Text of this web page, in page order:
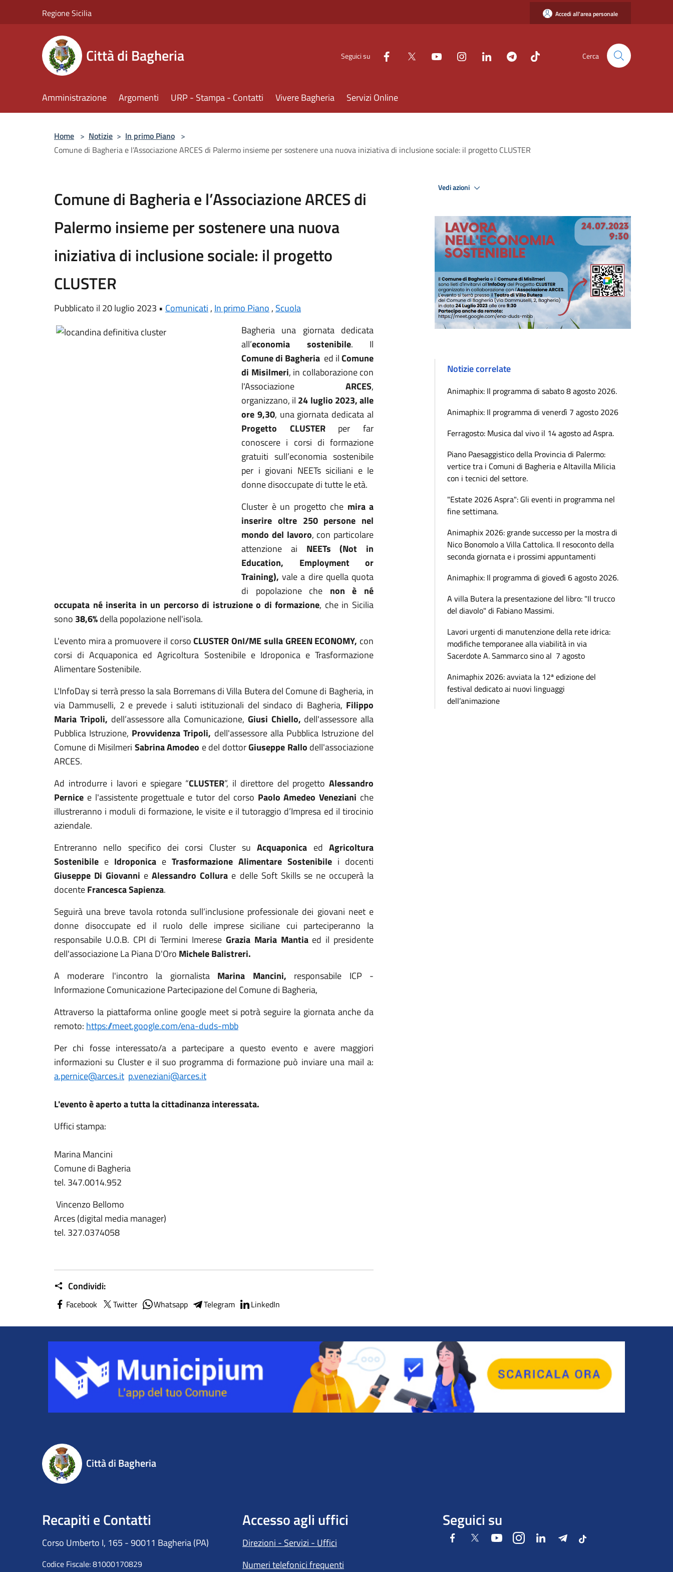
Regione Sicilia Accedi all'area personale
Città di Bagheria Seguici su Cerca
Amministrazione Argomenti URP - Stampa - Contatti Vivere Bagheria Servizi Online
Home > Notizie > In primo Piano >
Comune di Bagheria e l’Associazione ARCES di Palermo insieme per sostenere una nuova iniziativa di inclusione sociale: il progetto CLUSTER
Comune di Bagheria e l’Associazione ARCES di
Palermo insieme per sostenere una nuova
iniziativa di inclusione sociale: il progetto
CLUSTER
Pubblicato il 20 luglio 2023 • Comunicati , In primo Piano , Scuola
Bagheria una giornata dedicata
all’economia sostenibile. Il
Comune di Bagheria ed ilComune
di Misilmeri, in collaborazione con
l'Associazione ARCES,
organizzano, il 24 luglio 2023, alle
ore 9,30, una giornata dedicata al
Progetto CLUSTERper far
conoscere i corsi di formazione
gratuiti sull’economia sostenibile
per i giovani NEETs siciliani e le
donne disoccupate di tutte le età.
Cluster è un progetto che mira a
inserire oltre 250 persone nel
mondo del lavoro, con particolare
attenzione ai NEETs (Not in
Education, Employment or
Training), vale a dire quella quota
di popolazione che non è né
occupata né inserita in un percorso di istruzione o di formazione, che in Sicilia
sono 38,6%della popolazione nell'isola.
L'evento mira a promuovere il corsoCLUSTER OnI/ME sulla GREEN ECONOMY, con
corsi di Acquaponica ed Agricoltura Sostenibile e Idroponica e Trasformazione
Alimentare Sostenibile.
L'InfoDaysi terrà presso la sala Borremans di Villa Butera del Comune di Bagheria, in
via Dammuselli, 2 e prevede i saluti istituzionali del sindaco di Bagheria, Filippo
Maria Tripoli, dell’assessore alla Comunicazione, Giusi Chiello, dell'assessore alla
Pubblica Istruzione, Provvidenza Tripoli, dell'assessore alla Pubblica Istruzione del
Comune di Misilmeri Sabrina Amodeo e del dottorGiuseppe Rallo dell'associazione
ARCES.
Ad introdurre i lavori e spiegare “CLUSTER”, il direttore del progetto Alessandro
Pernice e l'assistente progettuale e tutor del corso Paolo Amedeo Veneziani che
illustreranno i moduli di formazione, le visite e il tutoraggio d’Impresa ed il tirocinio
aziendale.
Entreranno nello specifico dei corsi Cluster suAcquaponica edAgricoltura
Sostenibile e Idroponica e Trasformazione Alimentare Sostenibile i docenti
Giuseppe Di Giovanni e Alessandro Collura e delle Soft Skills se ne occuperà la
docenteFrancesca Sapienza.
Seguirà una breve tavola rotonda sull’inclusione professionale dei giovani neet e
donne disoccupate ed il ruolo delle imprese siciliane cui parteciperanno la
responsabile U.O.B. CPI di Termini Imerese Grazia Maria Mantia ed il presidente
dell'associazione La Piana D'Oro Michele Balistreri.
A moderare l'incontro la giornalista Marina Mancini, responsabile ICP -
Informazione Comunicazione Partecipazione del Comune di Bagheria,
Attraverso la piattaforma online google meet si potrà seguire la giornata anche da
remoto: https://meet.google.com/ena-duds-mbb
Per chi fosse interessato/a a partecipare a questo evento e avere maggiori
informazioni su Cluster e il suo programma di formazione può inviare una mail a:
a.pernice@arces.it p.veneziani@arces.it
L'evento è aperto a tutta la cittadinanza interessata.
Uffici stampa:
Marina Mancini
Comune di Bagheria
tel. 347.0014.952
Vincenzo Bellomo
Arces (digital media manager)
tel. 327.0374058
Condividi:
Facebook Twitter Whatsapp Telegram LinkedIn
Vedi azioni
Notizie correlate
Animaphix: Il programma di sabato 8 agosto 2026.
Animaphix: Il programma di venerdì 7 agosto 2026
Ferragosto: Musica dal vivo il 14 agosto ad Aspra.
Piano Paesaggistico della Provincia di Palermo:
vertice tra i Comuni di Bagheria e Altavilla Milicia
con i tecnici del settore.
"Estate 2026 Aspra": Gli eventi in programma nel
fine settimana.
Animaphix 2026: grande successo per la mostra di
Nico Bonomolo a Villa Cattolica. Il resoconto della
seconda giornata e i prossimi appuntamenti
Animaphix: Il programma di giovedì 6 agosto 2026.
A villa Butera la presentazione del libro: "Il trucco
del diavolo" di Fabiano Massimi.
Lavori urgenti di manutenzione della rete idrica:
modifiche temporanee alla viabilità in via
Sacerdote A. Sammarco sino al 7 agosto
Animaphix 2026: avviata la 12ª edizione del
festival dedicato ai nuovi linguaggi
dell’animazione
Città di Bagheria
Recapiti e Contatti
Corso Umberto I, 165 - 90011 Bagheria (PA)
Codice Fiscale: 81000170829
Accesso agli uffici
Direzioni - Servizi - Uffici
Numeri telefonici frequenti
Seguici su
FacebookTwitter YoutubeInstagramLinkedIn Telegram
Tiktok